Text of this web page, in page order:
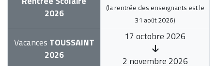
2026
(la rentrée des enseignants est le
31 août 2026)
Vacances TOUSSAINT
2026
17 octobre 2026
2 novembre 2026